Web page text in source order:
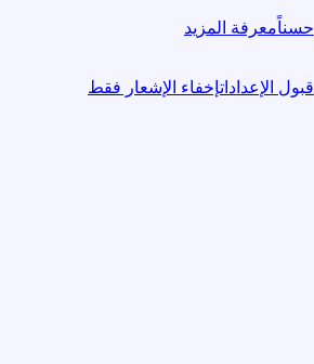
حسناًمعرفة المزيد
قبول الإعداداتإخفاء الإشعار فقط